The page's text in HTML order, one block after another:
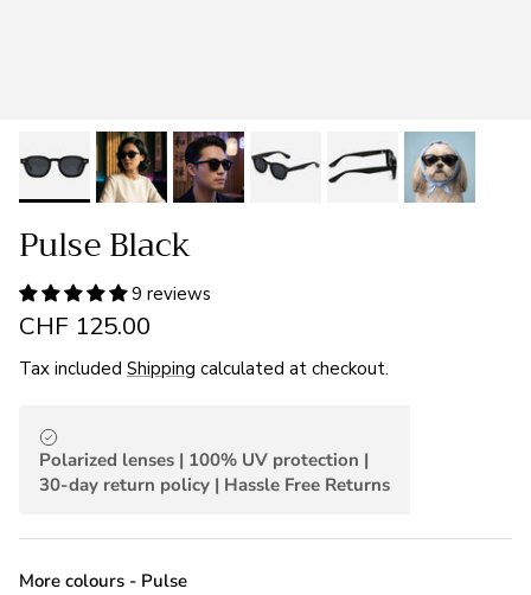
Pulse Black
9 reviews
CHF 125.00
Tax included Shipping calculated at checkout.
Polarized lenses | 100% UV protection |
30-day return policy | Hassle Free Returns
More colours - Pulse